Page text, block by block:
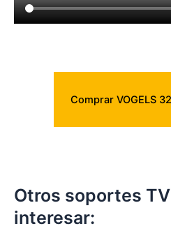
Comprar VOGELS
Otros soportes
interesar: